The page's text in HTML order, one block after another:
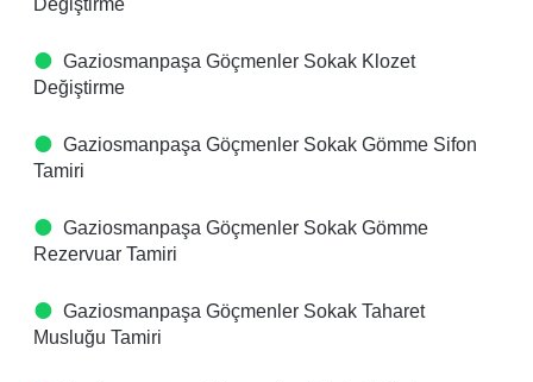
Değiştirme
Gaziosmanpaşa Göçmenler Sokak Klozet
Değiştirme
Gaziosmanpaşa Göçmenler Sokak Gömme Sifon
Tamiri
Gaziosmanpaşa Göçmenler Sokak Gömme
Rezervuar Tamiri
Gaziosmanpaşa Göçmenler Sokak Taharet
Musluğu Tamiri